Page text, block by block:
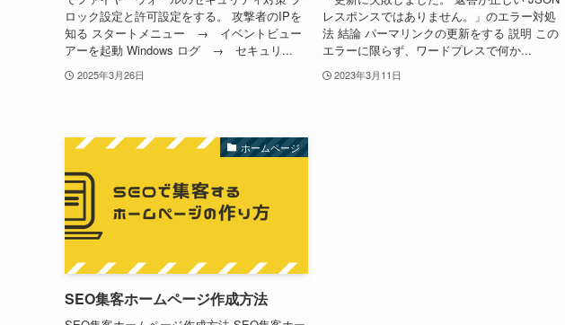
ロック設定と許可設定をする。 攻撃者のIPを
知る スタートメニュー → イベントビュー
アーを起動 Windows ログ → セキュリ...
2025年3月26日
レスポンスではありません。」のエラー対処
法 結論 パーマリンクの更新をする 説明 この
エラーに限らず、ワードプレスで何か...
2023年3月11日
ホームページ
SEO集客ホームページ作成方法